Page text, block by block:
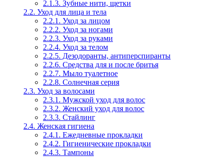
2.1.3. Зубные нити, щетки
2.2. Уход для лица и тела
2.2.1. Уход за лицом
2.2.2. Уход за ногами
2.2.3. Уход за руками
2.2.4. Уход за телом
2.2.5. Дезодоранты, антиперспиранты
2.2.6. Средства для и после бритья
2.2.7. Мыло туалетное
2.2.8. Солнечная серия
2.3. Уход за волосами
2.3.1. Мужской уход для волос
2.3.2. Женский уход для волос
2.3.3. Стайлинг
2.4. Женская гигиена
2.4.1. Ежедневные прокладки
2.4.2. Гигиенические прокладки
2.4.3. Тампоны